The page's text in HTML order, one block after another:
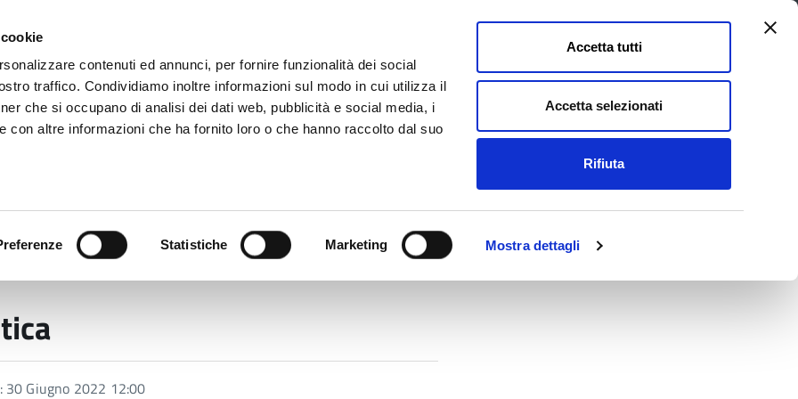
contenuti ed annunci, per fornire funzionalità dei social
traffico. Condividiamo inoltre informazioni sul modo in cui utilizza il
che si occupano di analisi dei dati web, pubblicità e social media, i
con altre informazioni che ha fornito loro o che hanno raccolto dal suo
Statistiche Marketing Mostra dettagli
Accetta tutti
Accetta selezionati
Rifiuta
Seguici su Pagina
uffici Servizi e Documenti La Provincia e il territorio
Giugno 2022 12:00